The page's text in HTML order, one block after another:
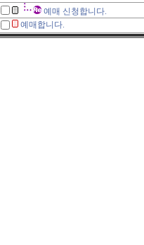
예매 신청합니다.
예매합니다.